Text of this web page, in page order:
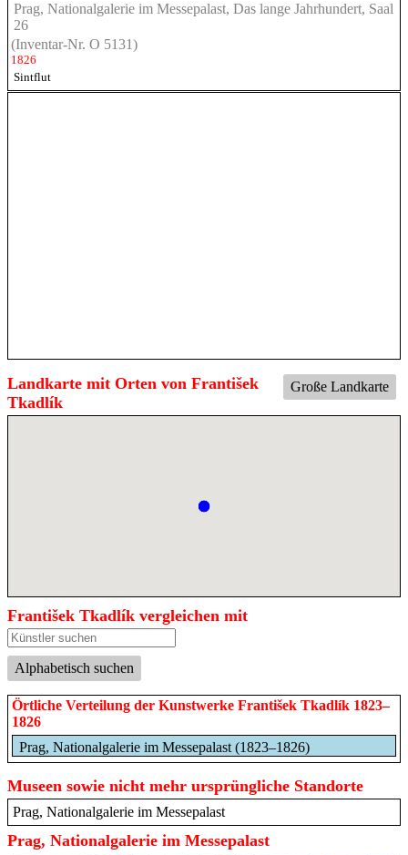
Prag, Nationalgalerie im Messepalast, Das lange Jahrhundert, Saal
26
(Inventar-Nr. O 5131)
1826
Sintflut
Große Landkarte
Landkarte mit Orten von František
Tkadlík
František Tkadlík vergleichen mit
Alphabetisch suchen
Örtliche Verteilung der Kunstwerke František Tkadlík 1823–
1826
Prag, Nationalgalerie im Messepalast (1823–1826)
Museen sowie nicht mehr ursprüngliche Standorte
Prag, Nationalgalerie im Messepalast
Prag, Nationalgalerie im Messepalast